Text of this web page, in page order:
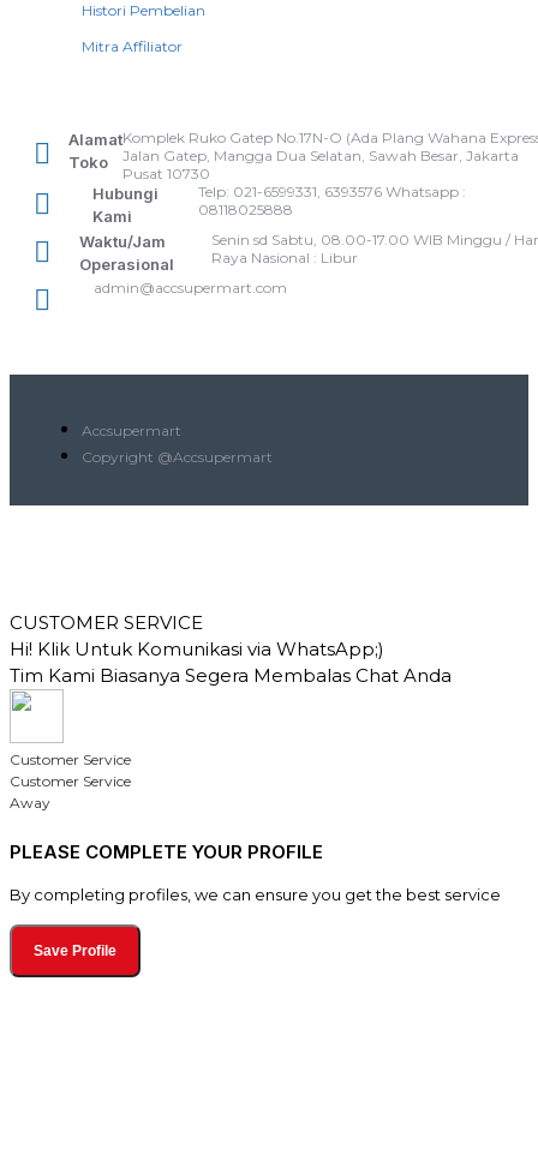
Histori Pembelian
Mitra Affiliator
Alamat
Toko
Komplek Ruko Gatep No.17N-O (Ada Plang Wahana
Jalan Gatep, Mangga Dua Selatan, Sawah Besar, Jakarta
Pusat 10730
Hubungi
Kami
Telp: 021-6599331, 6393576 Whatsapp :
08118025888
Waktu/Jam
Operasional
Senin sd Sabtu, 08.00-17.00 WIB Minggu /
Raya Nasional : Libur
admin@accsupermart.com
Accsupermart
Copyright @Accsupermart
CUSTOMER SERVICE
Hi! Klik Untuk Komunikasi via WhatsApp;)
Tim Kami Biasanya Segera Membalas Chat Anda
Customer Service
Customer Service
Away
PLEASE COMPLETE YOUR PROFILE
By completing profiles, we can ensure you get the best service
Save Profile